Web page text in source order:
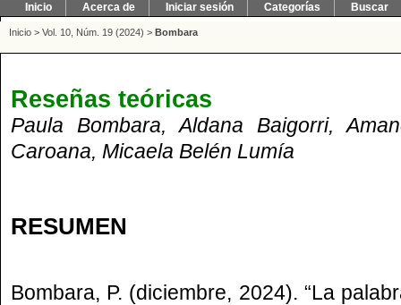
Inicio Acerca de Iniciar sesión Categorías Buscar
Inicio > Vol. 10, Núm. 19 (2024) > Bombara
Reseñas teóricas
Paula Bombara, Aldana Baigorri,
Caroana, Micaela Belén Lumía
RESUMEN
Bombara, P. (diciembre, 2024). “La